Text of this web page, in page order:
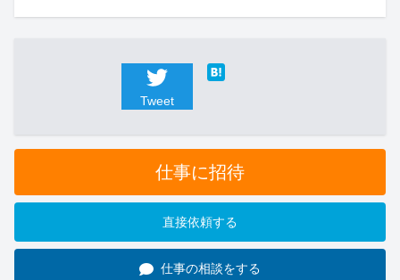
Tweet
仕事に招待
直接依頼する
仕事の相談をする